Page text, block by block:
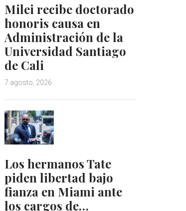
Milei recibe doctorado
honoris causa en
Administración de la
Universidad Santiago
de Cali
7 agosto, 2026
Los hermanos Tate
piden libertad bajo
fianza en Miami ante
los cargos de…